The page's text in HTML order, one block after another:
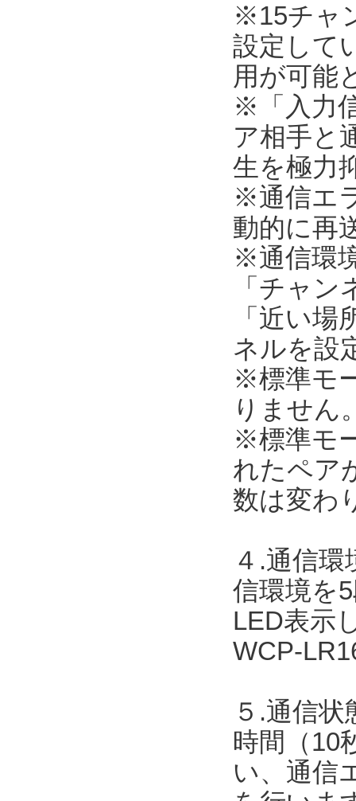
※15チャ
設定して
用が可能
※「入力
ア相手と
生を極力
※通信エ
動的に再
※通信環
「チャ
「近い
ネルを設
※標準モ
りません
※標準モ
れたペア
数は変わ
４.通信
信環境を
LED表示
WCP-
５.通信
時間（10
い、通信